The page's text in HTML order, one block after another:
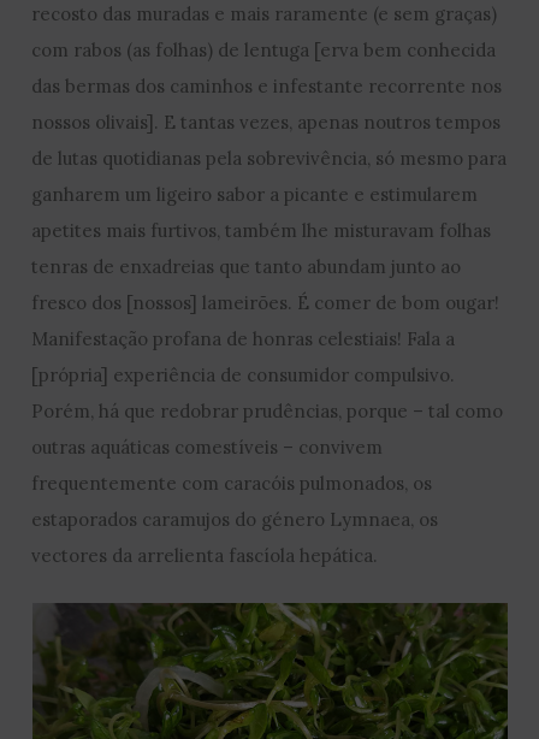
recosto das muradas e mais raramente (e sem graças)
com rabos (as folhas) de lentuga [erva bem conhecida
das bermas dos caminhos e infestante recorrente nos
nossos olivais]. E tantas vezes, apenas noutros tempos
de lutas quotidianas pela sobrevivência, só mesmo para
ganharem um ligeiro sabor a picante e estimularem
apetites mais furtivos, também lhe misturavam folhas
tenras de enxadreias que tanto abundam junto ao
fresco dos [nossos] lameirões. É comer de bom ougar!
Manifestação profana de honras celestiais! Fala a
[própria] experiência de consumidor compulsivo.
Porém, há que redobrar prudências, porque – tal como
outras aquáticas comestíveis – convivem
frequentemente com caracóis pulmonados, os
estaporados caramujos do género Lymnaea, os
vectores da arrelienta fascíola hepática.